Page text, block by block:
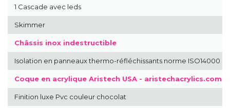
1 Cascade avec leds
Skimmer
Châssis inox indestructible
Isolation en panneaux thermo-réfléchissants norme ISO14000
Coque en acrylique Aristech USA - aristechacrylics.com
Finition luxe Pvc couleur chocolat